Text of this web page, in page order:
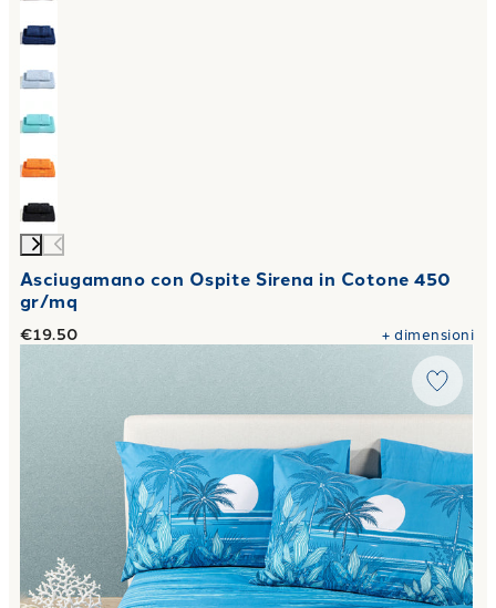
Asciugamano con Ospite Sirena in Cotone 450
gr/mq
€19.50 +dimensioni
Completo Lenzuola Palm Spring in Cotone"